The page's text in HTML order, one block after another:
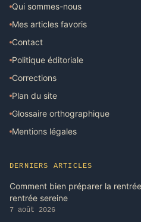
Qui sommes-nous
Mes articles favoris
Contact
Politique éditoriale
Corrections
Plan du site
Glossaire orthographique
Mentions légales
DERNIERS ARTICLES
Comment bien préparer la
rentrée sereine
7 août 2026